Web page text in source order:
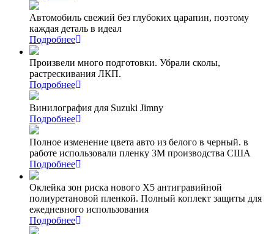
Автомобиль свежий без глубоких царапин, поэтому
каждая деталь в идеал
Подробнее
Произвели много подготовки. Убрали сколы,
растрескивания ЛКП.
Подробнее
Винилография для Suzuki Jimny
Подробнее
Полное изменение цвета авто из белого в черный. в
работе использовали пленку 3М производства США
Подробнее
Оклейка зон риска нового Х5 антигравийной
полиуретановой пленкой. Полный коплект защиты для
ежедневного использования
Подробнее